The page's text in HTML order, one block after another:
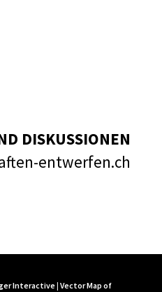
DISKUSSIONEN
entwerfen.ch
Interactive| Vector Map of